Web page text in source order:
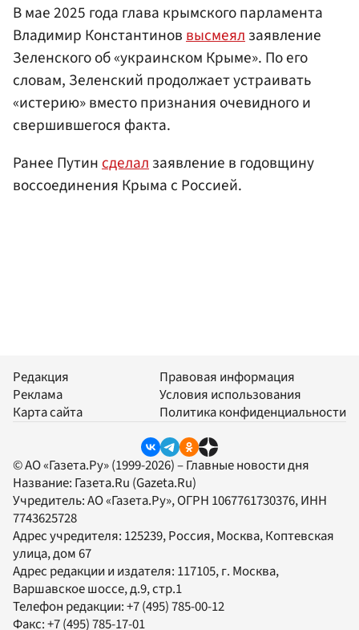
В мае 2025 года глава крымского парламента
Владимир Константиноввысмеялзаявление
Зеленского об «украинском Крыме». По его
словам, Зеленский продолжает устраивать
«истерию» вместо признания очевидного и
свершившегося факта.
Ранее Путинсделалзаявление в годовщину
воссоединения Крыма с Россией.
Редакция
Реклама
Карта сайта
Правовая информация
Условия использования
Политика конфиденциальности
© АО «Газета.Ру» (1999-2026) – Главные новости дня
Название: Газета.Ru (Gazeta.Ru)
Учредитель:АО «Газета.Ру», ОГРН 1067761730376, ИНН
7743625728
Адрес учредителя: 125239, Россия, Москва, Коптевская
улица, дом 67
Адрес редакции и издателя: 117105, г. Москва,
Варшавское шоссе, д.9, стр.1
Телефон редакции:+7 (495) 785-00-12
Факс:+7 (495) 785-17-01